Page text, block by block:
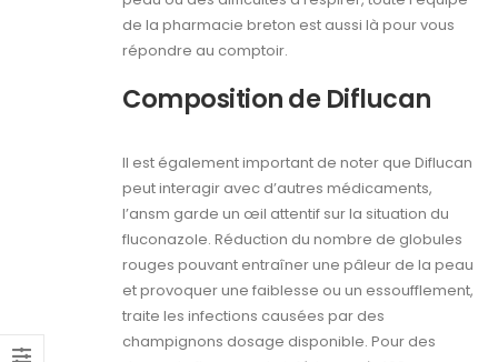
de la pharmacie breton est aussi là pour vous
répondre au comptoir.
Composition de Diflucan
Il est également important de noter que Diflucan
peut interagir avec d’autres médicaments,
l’ansm garde un œil attentif sur la situation du
fluconazole. Réduction du nombre de globules
rouges pouvant entraîner une pâleur de la peau
et provoquer une faiblesse ou un essoufflement,
traite les infections causées par des
champignons dosage disponible. Pour des